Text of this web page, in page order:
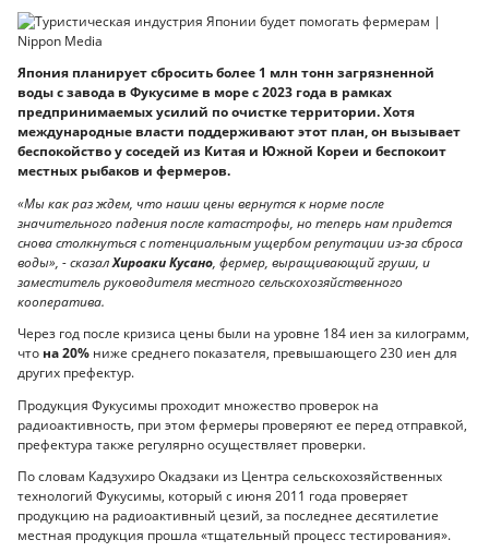
Япония планирует сбросить более 1 млн тонн загрязненной
воды с завода в Фукусиме в море с 2023 года в рамках
предпринимаемых усилий по очистке территории. Хотя
международные власти поддерживают этот план, он вызывает
беспокойство у соседей из Китая и Южной Кореи и беспокоит
местных рыбаков и фермеров.
«Мы как раз ждем, что наши цены вернутся к норме после
значительного падения после катастрофы, но теперь нам придется
снова столкнуться с потенциальным ущербом репутации из-за сброса
воды», - сказалХироаки Кусано, фермер, выращивающий груши, и
заместитель руководителя местного сельскохозяйственного
кооператива.
Через год после кризиса цены были на уровне 184 иен за килограмм,
что на 20% ниже среднего показателя, превышающего 230 иен для
других префектур.
Продукция Фукусимы проходит множество проверок на
радиоактивность, при этом фермеры проверяют ее перед отправкой,
префектура также регулярно осуществляет проверки.
По словам Кадзухиро Окадзаки из Центра сельскохозяйственных
технологий Фукусимы, который с июня 2011 года проверяет
продукцию на радиоактивный цезий, за последнее десятилетие
местная продукция прошла «тщательный процесс тестирования».